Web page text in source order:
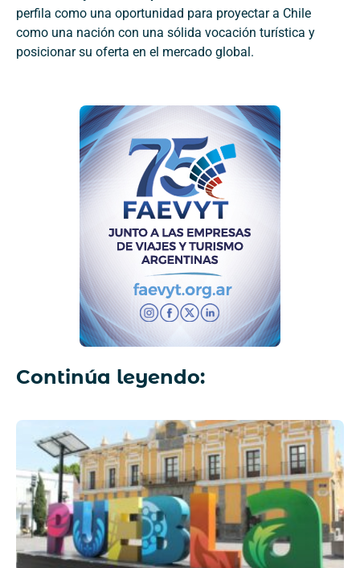
perfila como una oportunidad para proyectar a Chile
como una nación con una sólida vocación turística y
posicionar su oferta en el mercado global.
Continúa leyendo: